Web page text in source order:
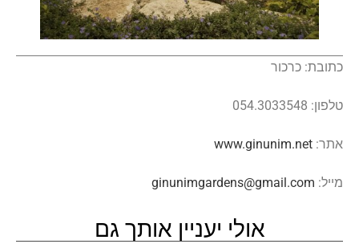
כתובת: כרכור
טלפון: 054.3033548
אתר: www.ginunim.net
מייל: ginunimgardens@gmail.com
אולי יעניין אותך גם